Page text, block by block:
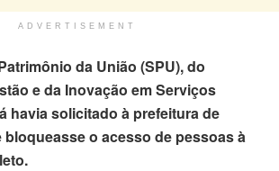
ADVERTISEMENT
da União (SPU), do
e da Inovação em Serviços
havia solicitado à prefeitura de
bloqueasse o acesso de pessoas à